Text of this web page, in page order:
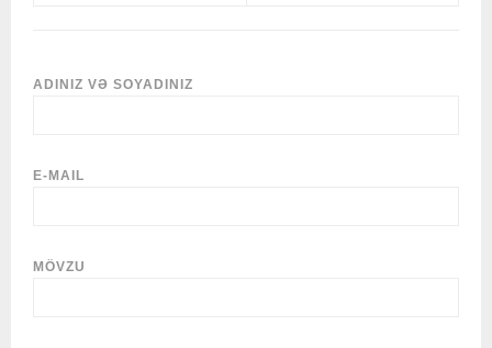
ADINIZ VƏ SOYADINIZ
E-MAIL
MÖVZU